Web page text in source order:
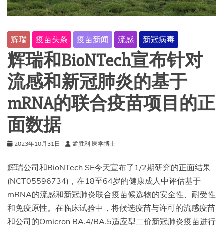
辉瑞 疫苗头条 疫苗新闻 流感 新冠病毒
辉瑞和BioNTech宣布针对
流感和新冠肺炎的基于
mRNA的联合疫苗项目的正
面数据
2023年10月31日 孟胜利 医学博士
辉瑞公司和BioNTech SE今天宣布了1/2期研究的正面结果
(NCT05596734)，在18至64岁的健康成人中评估基于
mRNA的流感和新冠肺炎联合疫苗候选物的安全性、耐受性
和免疫原性。在临床试验中，将候选疫苗与许可的流感疫苗
和公司的Omicron BA.4/BA.5适应型二价新冠肺炎疫苗进行